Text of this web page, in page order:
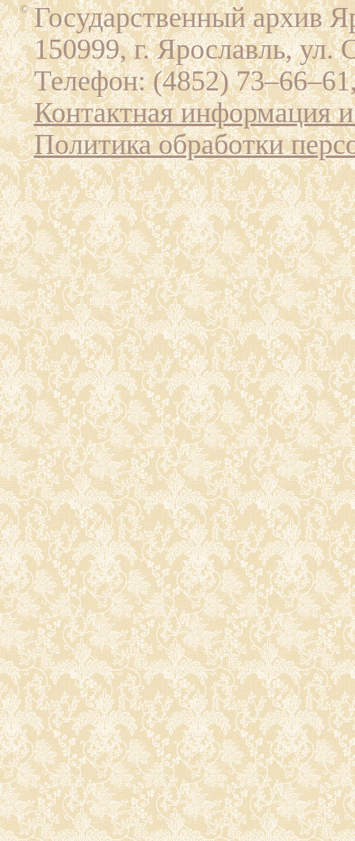
© Государственный архив
150999, г. Ярославль, ул.
Телефон: (4852)
Контактная информация
Политика обработки